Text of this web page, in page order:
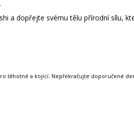
a dopřejte svému tělu přírodní sílu,
těhotné a kojící. Nepřekračujte doporučené